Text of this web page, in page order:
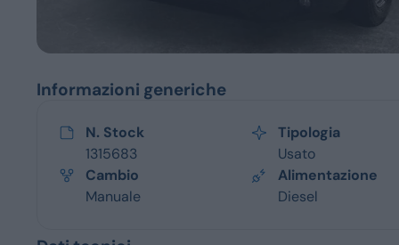
Informazioni generiche
N. Stock
1315683
Tipologia
Usato
Cambio
Manuale
Alimentazione
Diesel